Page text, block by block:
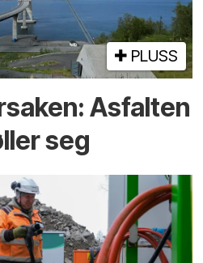
PLUSS
Asfalten
seg